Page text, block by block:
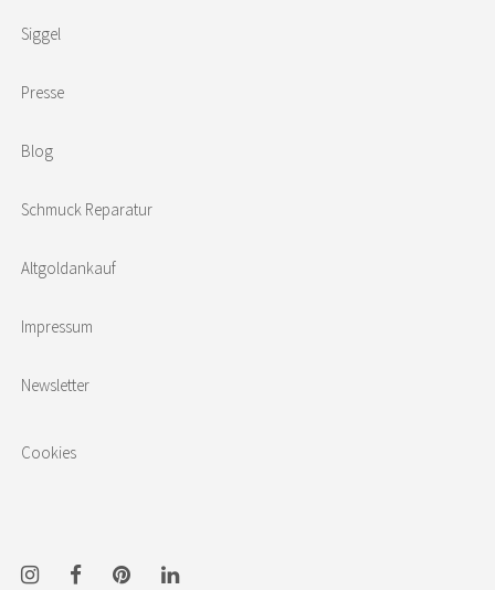
Siggel
Presse
Blog
Schmuck Reparatur
Altgoldankauf
Impressum
Newsletter
Cookies